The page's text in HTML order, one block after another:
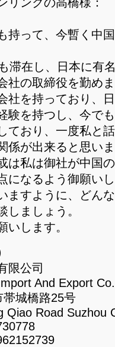
持って、今暫く中
滞在し、日本に有
社の取締役を勤め
社を持っており、
験を持つし、今で
ており、一度私と
係が出来ると思い
は私は御社が中国
になるよう御願い
ますように、どん
しましょう。
いします。
限公司
And Export
城橋路25号
Qiao Road Suzhou